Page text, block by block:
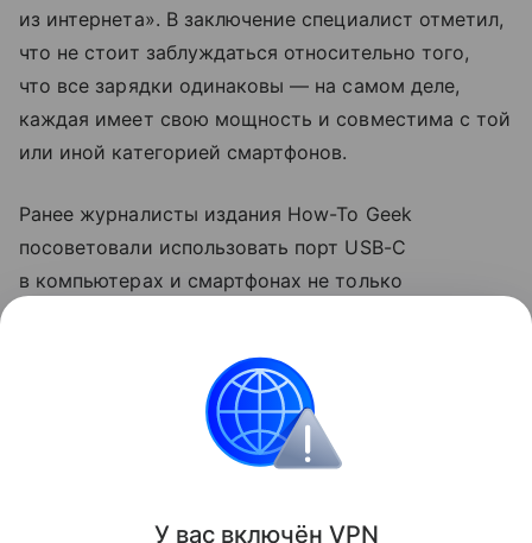
из интернета». В заключение специалист отметил,
что не стоит заблуждаться относительно того,
что все зарядки одинаковы — на самом деле,
каждая имеет свою мощность и совместима с той
или иной категорией смартфонов.
Ранее журналисты издания How-To Geek
посоветовали использовать порт USB-C
в компьютерах и смартфонах не только
скорости и подключаться к мониторам.
Поделиться
У вас включён VPN